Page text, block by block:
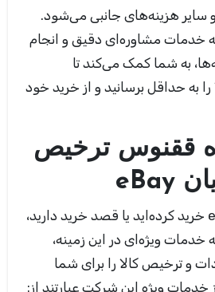
سایر هزینه‌های جانبی می‌شود.
خدمات مشاوره‌ای دقیق و انجام
به شما کمک می‌کند تا
به حداقل برسانید و از خرید خود
ققنوس ترخیص
خرید کرده‌اید یا قصد خرید دارید،
خدمات ویژه‌ای در این زمینه،
و ترخیص کالا را برای شما
ویژه این شرکت عبارتند از: